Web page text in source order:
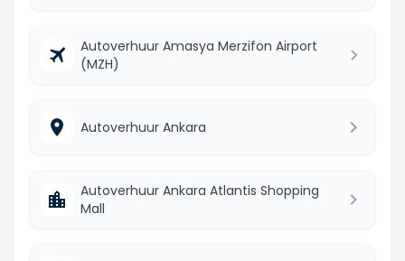
Autoverhuur Amasya Merzifon Airport
(MZH)
Autoverhuur Ankara
Autoverhuur Ankara Atlantis Shopping
Mall